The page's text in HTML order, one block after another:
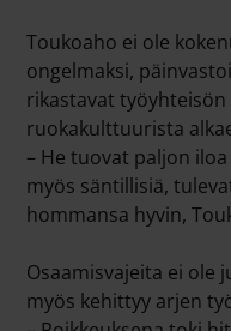
Toukoaho ei ole
ongelmaksi,
rikastavat
ruokakulttuurista
– He tuovat paljon
myös säntillisiä,
hommansa hyvin,
Osaamisvajeita ei ole
myös kehittyy arjen